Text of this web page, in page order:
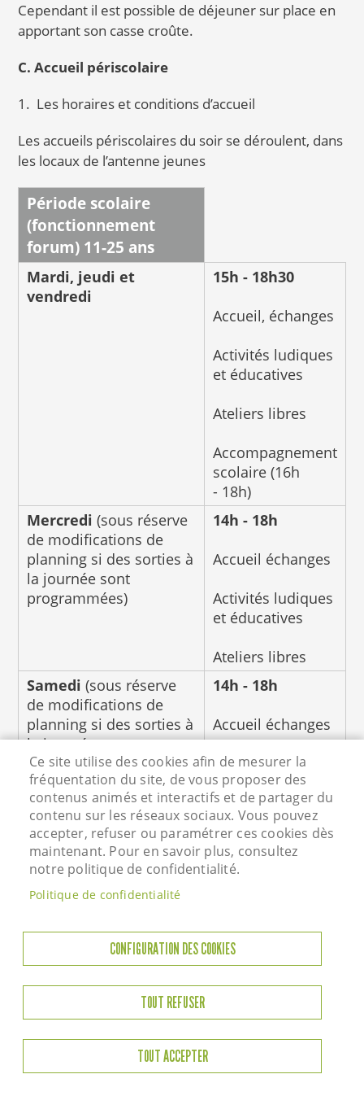
Cependant il est possible de déjeuner sur place en
apportant son casse croûte.
C. Accueil périscolaire
1. Les horaires et conditions d’accueil
Les accueils périscolaires du soir se déroulent, dans
les locaux de l’antenne jeunes
Période scolaire
(fonctionnement
forum) 11-25 ans
Mardi, jeudi et
vendredi
15h - 18h30
Accueil, échanges
Activités ludiques
et éducatives
Ateliers libres
Accompagnement
scolaire (16h
- 18h)
Mercredi (sous réserve
de modifications de
planning si des sorties à
la journée sont
programmées)
14h - 18h
Accueil échanges
Activités ludiques
et éducatives
Ateliers libres
Samedi (sous réserve
de modifications de
planning si des sorties à
la journée sont
programmées)
14h - 18h
Accueil échanges
Activités ludiques
et éducatives
Ateliers libres
Relais avec les
associations
Autorisations parentale pour les sorties
jeune auprès des responsables.
Ce site utilise des cookies afin de mesurer la
fréquentation du site, de vous proposer des
contenus animés et interactifs et de partager du
contenu sur les réseaux sociaux. Vous pouvez
accepter, refuser ou paramétrer ces cookies dès
maintenant. Pour en savoir plus, consultez
notre politique de confidentialité.
Politique de confidentialité
CONFIGURATION DES COOKIES
TOUT REFUSER
TOUT ACCEPTER